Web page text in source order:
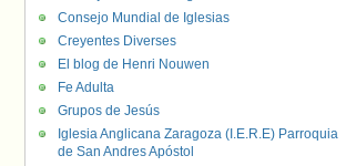
Consejo Mundial de Iglesias
Creyentes Diverses
El blog de Henri Nouwen
Fe Adulta
Grupos de Jesús
Iglesia Anglicana Zaragoza (I.E.R.E) Parroquia
de San Andres Apóstol